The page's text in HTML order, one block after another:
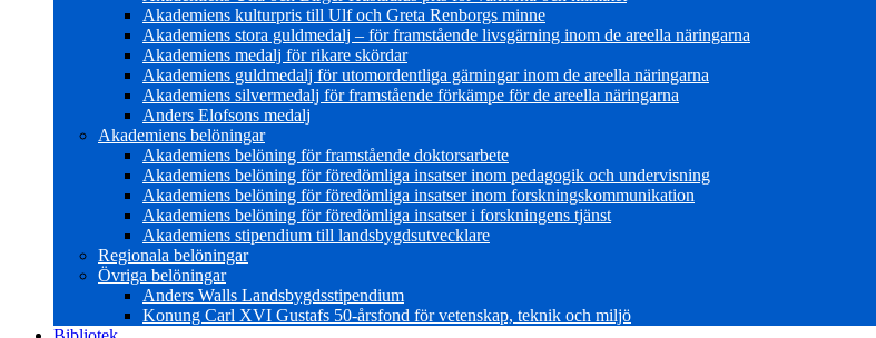
Akademiens kulturpris till Ulf och Greta Renborgs minne
Akademiens stora guldmedalj – för framstående livsgärning inom de areella näringarna
Akademiens medalj för rikare skördar
Akademiens guldmedalj för utomordentliga gärningar inom de areella näringarna
Akademiens silvermedalj för framstående förkämpe för de areella näringarna
Anders Elofsons medalj
Akademiens belöningar
Akademiens belöning för framstående doktorsarbete
Akademiens belöning för föredömliga insatser inom pedagogik och undervisning
Akademiens belöning för föredömliga insatser inom forskningskommunikation
Akademiens belöning för föredömliga insatser i forskningens tjänst
Akademiens stipendium till landsbygdsutvecklare
Regionala belöningar
Övriga belöningar
Anders Walls Landsbygdsstipendium
Konung Carl XVI Gustafs 50-årsfond för vetenskap, teknik och miljö